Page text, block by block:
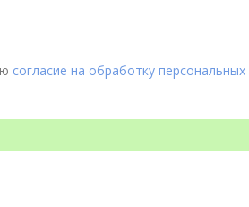
согласие на обработку персональных